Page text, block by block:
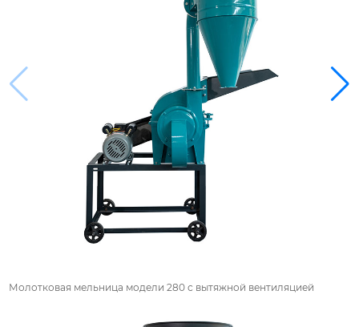
Молотковая мельница модели 280 с вытяжной вентиляцией